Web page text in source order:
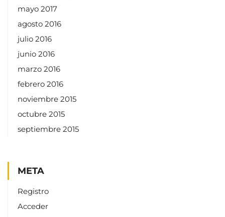
mayo 2017
agosto 2016
julio 2016
junio 2016
marzo 2016
febrero 2016
noviembre 2015
octubre 2015
septiembre 2015
META
Registro
Acceder